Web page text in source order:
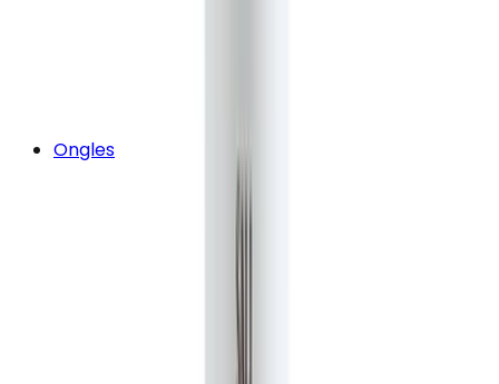
Ongles